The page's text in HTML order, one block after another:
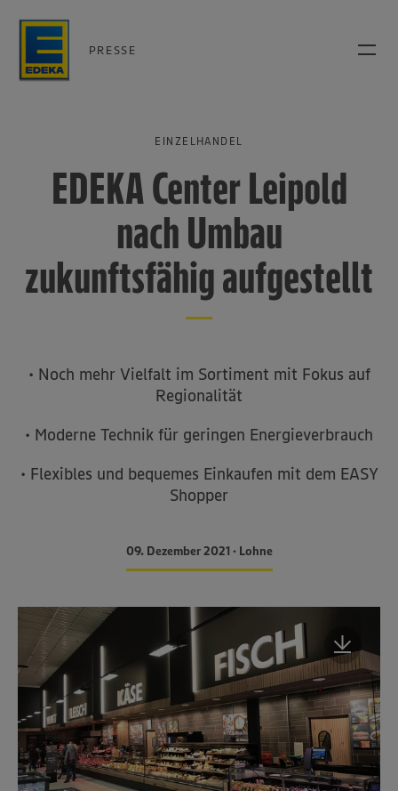
PRESSE
EINZELHANDEL
EDEKA Center Leipold
nach Umbau
zukunftsfähig aufgestellt
• Noch mehr Vielfalt im Sortiment mit Fokus auf
Regionalität
• Moderne Technik für geringen Energieverbrauch
• Flexibles und bequemes Einkaufen mit dem EASY
Shopper
09. Dezember 2021 • Lohne